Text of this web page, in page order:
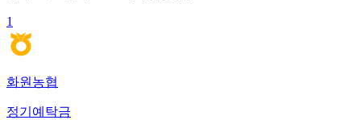
1
화원농협
정기예탁금